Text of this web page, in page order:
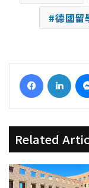
德國留
Facebook
Related